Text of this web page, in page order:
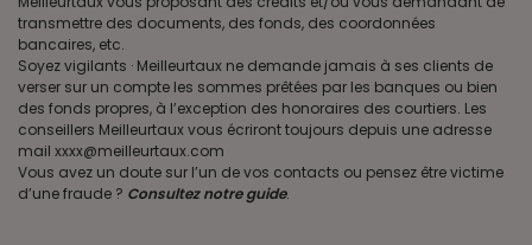
transmettre des documents, des fonds, des coordonnées
bancaires, etc.
Soyez vigilants · Meilleurtaux ne demande jamais à ses clients de
verser sur un compte les sommes prêtées par les banques ou bien
des fonds propres, à l’exception des honoraires des courtiers. Les
conseillers Meilleurtaux vous écriront toujours depuis une adresse
mail xxxx@meilleurtaux.com
Vous avez un doute sur l’un de vos contacts ou pensez être victime
d’une fraude ? Consultez notre guide.